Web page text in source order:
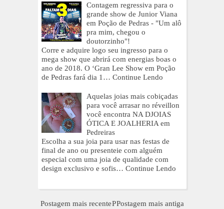
Contagem regressiva para o
grande show de Junior Viana
em Poção de Pedras - "Um alô
pra mim, chegou o
doutorzinho"!
Corre e adquire logo seu ingresso para o
mega show que abrirá com energias boas o
ano de 2018. O ‘Gran Lee Show em Poção
de Pedras fará dia 1… Continue Lendo
Aquelas joias mais cobiçadas
para você arrasar no réveillon
você encontra NA DJOIAS
ÓTICA E JOALHERIA em
Pedreiras
Escolha a sua joia para usar nas festas de
final de ano ou presenteie com alguém
especial com uma joia de qualidade com
design exclusivo e sofis… Continue Lendo
Postagem mais recente Postagem mais antiga
P